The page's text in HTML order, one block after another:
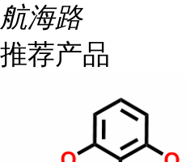
航海路
推荐产品